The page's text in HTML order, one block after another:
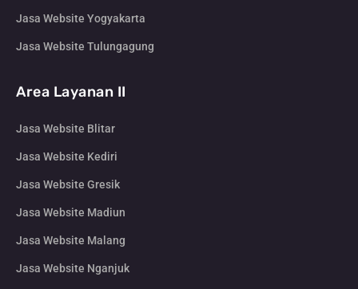
Jasa Website Yogyakarta
Jasa Website Tulungagung
Area Layanan II
Jasa Website Blitar
Jasa Website Kediri
Jasa Website Gresik
Jasa Website Madiun
Jasa Website Malang
Jasa Website Nganjuk